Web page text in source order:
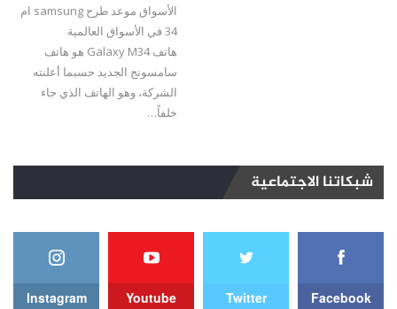
الأسواق موعد طرح samsung ام
34 في الأسواق العالمية
هاتف Galaxy M34 هو هاتف
سامسونج الجديد حسبما أعلنته
الشركة، وهو الهاتف الذي جاء
خلفاً…
شبكاتنا الاجتماعية
Facebook
Twitter
Youtube
Instagram